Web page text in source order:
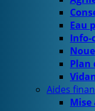
Eau
Info-
Plan
Aides